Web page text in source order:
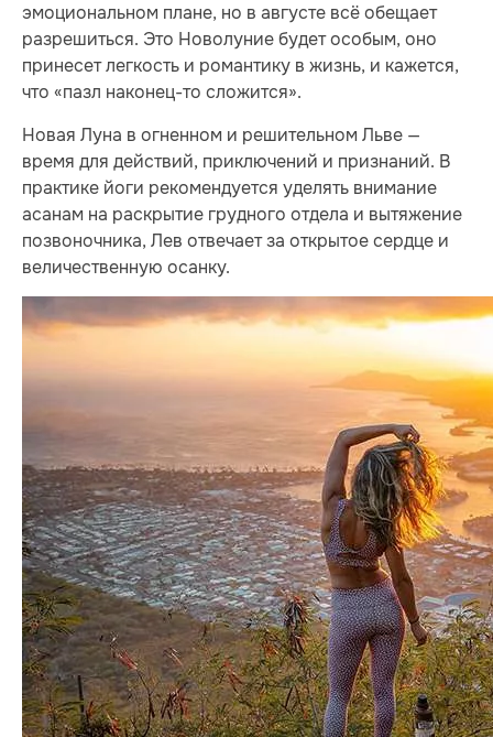
эмоциональном плане, но в августе всё обещает
разрешиться. Это Новолуние будет особым, оно
принесет легкость и романтику в жизнь, и кажется,
что «пазл наконец-то сложится».
Новая Луна в огненном и решительном Льве —
время для действий, приключений и признаний. В
практике йоги рекомендуется уделять внимание
асанам на раскрытие грудного отдела и вытяжение
позвоночника, Лев отвечает за открытое сердце и
величественную осанку.